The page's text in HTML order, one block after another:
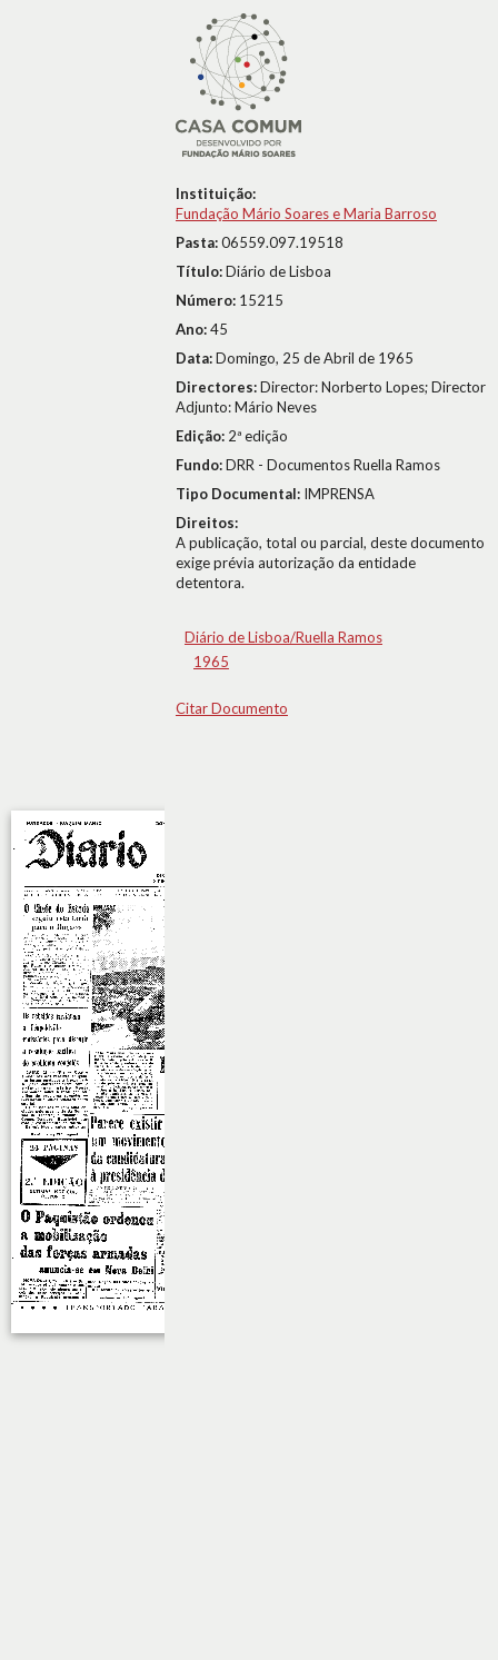
Instituição:
Fundação Mário Soares e Maria Barroso
Pasta:06559.097.19518
Título:Diário de Lisboa
Número: 15215
Ano:45
Data:Domingo, 25 de Abril de 1965
Directores:Director: Norberto Lopes; Director
Adjunto: Mário Neves
Edição: 2ª edição
Fundo:DRR - Documentos Ruella Ramos
Tipo Documental: IMPRENSA
Direitos:
A publicação, total ou parcial, deste documento
exige prévia autorização da entidade
detentora.
Diário de Lisboa/Ruella Ramos
1965
Citar Documento